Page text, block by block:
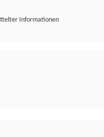
Informationen